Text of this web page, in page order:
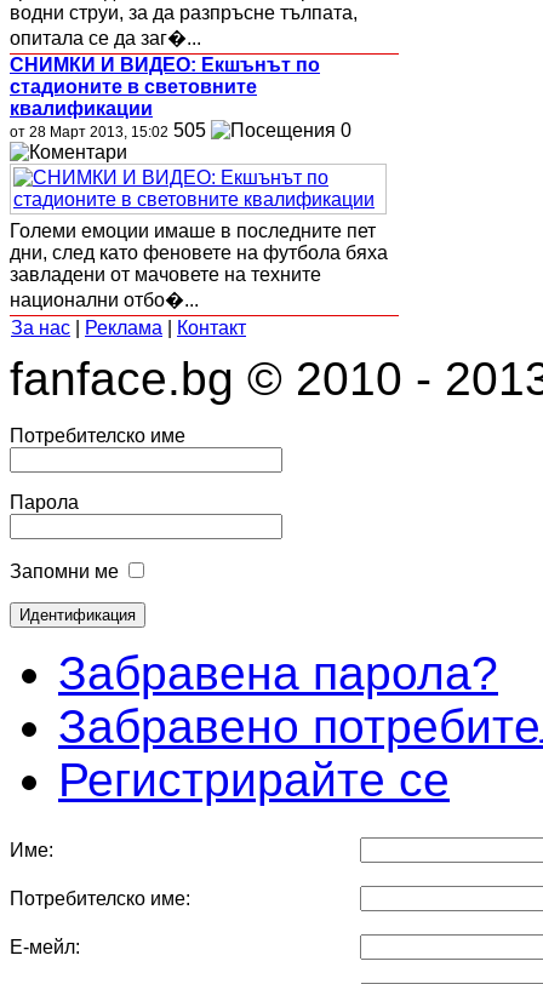
водни струи, за да разпръсне тълпата,
опитала се да заг�...
СНИМКИ И ВИДЕО: Екшънът по
стадионите в световните
квалификации
от 28 Март 2013, 15:02 505 0
Големи емоции имаше в последните пет
дни, след като феновете на футбола бяха
завладени от мачовете на техните
национални отбо�...
За нас
Реклама Контакт
fanface.bg © 2010 -
Потребителско име
Парола
Запомни ме
Забравена парола?
Забравено
Регистрирайте се
Име:
Потребителско име:
Е-мейл: